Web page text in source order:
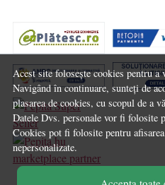
Acest site folosește cookies pentru
Navigând în continuare, sunteți de
plasarea de cookies, cu scopul de a
Datele Dvs. personale vor fi folosite
Cookies pot fi folosite pentru
nepersonalizate.
marketplace partner